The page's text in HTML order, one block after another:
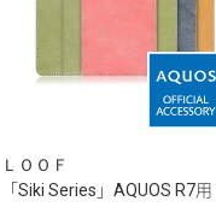
ＬＯＯＦ
「Siki Series」AQUOS R7用